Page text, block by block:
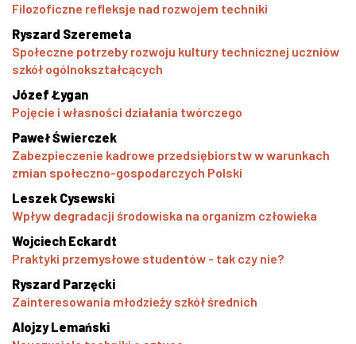
Filozoficzne refleksje nad rozwojem techniki
Ryszard Szeremeta
Społeczne potrzeby rozwoju kultury technicznej uczniów
szkół ogólnokształcących
Józef Łygan
Pojęcie i własności działania twórczego
Paweł Świerczek
Zabezpieczenie kadrowe przedsiębiorstw w warunkach
zmian społeczno-gospodarczych Polski
Leszek Cysewski
Wpływ degradacji środowiska na organizm człowieka
Wojciech Eckardt
Praktyki przemysłowe studentów - tak czy nie?
Ryszard Parzęcki
Zainteresowania młodzieży szkół średnich
Alojzy Lemański